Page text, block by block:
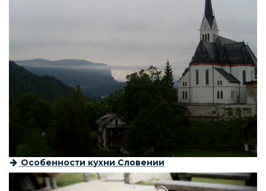
Особенности кухни Словении